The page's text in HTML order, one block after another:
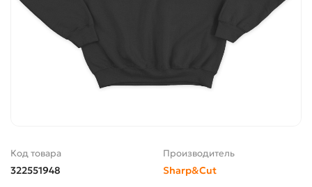
Код товара
322551948
Производитель
Sharp&Cut